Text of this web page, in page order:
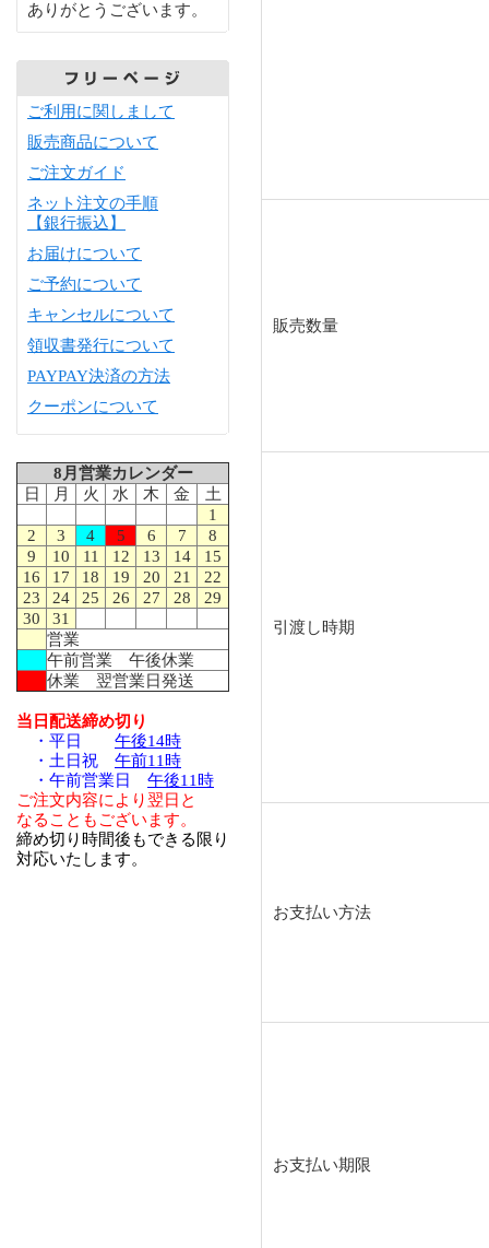
ありがとうございます。
ご利用に関しまして
販売商品について
ご注文ガイド
ネット注文の手順
【銀行振込】
お届けについて
ご予約について
キャンセルについて
領収書発行について
PAYPAY決済の方法
クーポンについて
8月営業カレンダー
日
月 火 水 木 金
土
1
2
3 4 5 6 7
8
9
10 11 12 13 14
15
16
17 18 19 20 21
22
23
24 25 26 27 28
29
30
31
営業
午前営業 午後休業
休業 翌営業日発送
当日配送締め切り
・平日 午後14時
・土日祝 午前11時
・午前営業日 午後11時
ご注文内容により翌日と
なることもございます。
締め切り時間後もできる限り
対応いたします。
販売数量
引渡し時期
お支払い方法
お支払い期限